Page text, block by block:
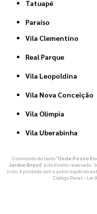
Tatuapé
Paraíso
Vila Clementino
Real Parque
Vila Leopoldina
Vila Nova Conceição
Vila Olímpia
Vila Uberabinha
O conteúdo do texto "Onde Posso
Jardim Brasil" é de direito reservado.
links, é proibida sem a autorização do
Código Penal – Lei